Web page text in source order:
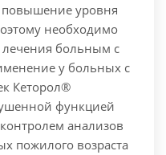
уровня
необходимо
лечения больным с
у больных с
Кеторол®
функцией
анализов
пожилого возраста